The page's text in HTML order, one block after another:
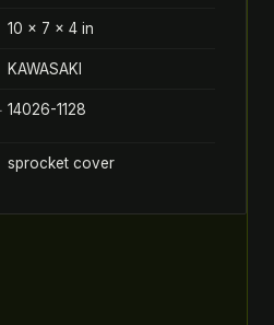
10 × 7 × 4 in
KAWASAKI
14026-1128
sprocket cover